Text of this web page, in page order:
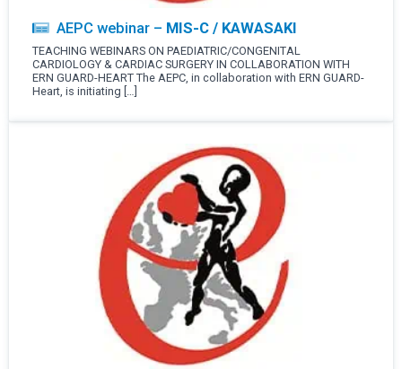
AEPC webinar – MIS-C / KAWASAKI
TEACHING WEBINARS ON PAEDIATRIC/CONGENITAL
CARDIOLOGY & CARDIAC SURGERY IN COLLABORATION WITH
ERN GUARD-HEART The AEPC, in collaboration with ERN GUARD-
Heart, is initiating […]